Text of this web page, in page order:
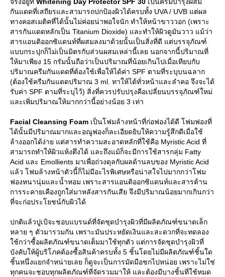
กันแดดที่เสถียรและสามารถปกป้องผิวได้ครบทั้ง UVA / UVB แต่ผล
ทางคอสเมติคที่ได้นั้นไม่ค่อยน่าพอใจนัก ทำให้หน้าขาววอก (เพราะ
สารกันแดดหลักเป็น Titanium Dioxide) และทำให้ผิวดูมันวาว แม้ว่า
สารแอนติออกซิแดนท์ที่ผสมลงมาด้วยนั้นเป็นสิ่งที่ดี แต่บรรจุภัณฑ์
บบกระปุกก็ไม่เป็นมิตรกับส่วนผสมเหล่านี้เลย นอกจากนี้ปริมาณที่
ห้มาเพียง 15 กรัมนั้นถือว่าเป็นปริมาณที่น้อยเกินไปเมื่อเทียบกับ
ปริมาณครีมกันแดดที่ต้องใช้เพื่อให้ได้ค่า SPF ตามที่ระบุบนฉลาก
(ต้องใช้ครีมกันแดดปริมาณ 3 ml. ทาให้ได้ทั่วหน้าและลำคอ จึงจะได้
รับค่า SPF ตามที่ระบุไว้) สิ่งที่ควรปรับปรุงคือเปลี่ยนบรรจุภัณฑ์ใหม่
ละเพิ่มปริมาณให้มากกว่านี้อย่างน้อย 3 เท่า
Facial Cleansing Foam เป็นโฟมล้างหน้าที่ก่อฟองได้ดี โฟมฟองที่
ได้นั้นมีปริมาณมากและอณูฟองก็ละเอียดยิบให้ความรู้สึกดีเมื่อใช้
ล้างออกได้ง่าย แต่สารทำความสะอาดหลักที่ใช้คือ Myristic Acid ที่
สามารถทำให้ผิวแห้งตึงได้ และถึงแม้ก็จะมีการใช้สารกลุ่ม Fatty
Acid และ Emollients มาเพื่อถ่วงดุลกับผลด้านลบของ Myristic Acid
ล้ว โฟมล้างหน้าตัวนี้ก็ไม่มีอะไรพิเศษหรือน่าสใจไปมากกว่าโฟม
ฟองหนานุ่มและน้ำหอม เพราะสารแอนติออกซิแดนท์และสารต้าน
การระคายเคืองถูกใส่มาหลังสารกันเสีย จึงมีปริมาณน้อยมากเกินกว่า
ที่จะก่อประโยชน์กับผิวได้
ปกติแล้วปูเป้จะชอบแบรนด์ที่จัดชุดบำรุงผิวที่มีผลิตภัณฑ์ขนาดเล็ก
หลาย ๆ ตัวมารวมกัน เพราะมันประหยัดเงินและสะดวกที่จะทดลอง
ช้กว่าซื้อผลิตภัณฑ์ขนาดเต็มมาใช้ทุกตัว แต่การจัดชุดบำรุงผิวที่
บังคับให้ผู้บริโภคต้องซื้อสินค้าครบทั้ง 5 ชิ้นโดยไม่มีผลิตภัณฑ์ชิ้นใด
ชิ้นหนึ่งแยกจำหน่ายเลย ก็ดูจะเป็นการมัดมือชกไปหน่อย เพราะไม่ใช่
ทุกคนจะชอบทุกผลิตภัณฑ์ที่จัดรวมมาให้ และต้องมีบางชิ้นที่ใช้หมด